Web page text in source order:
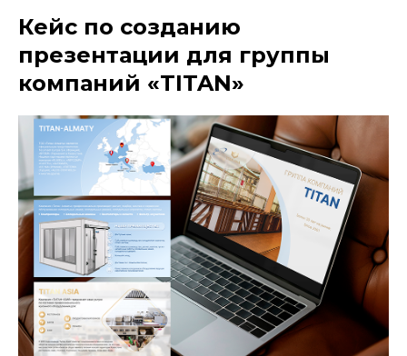
Кейс по созданию
презентации для группы
компаний «TITAN»